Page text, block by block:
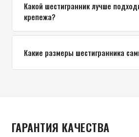
Какой шестигранник лучше
крепежа?
Какие размеры шестигранника
ГАРАНТИЯ КАЧЕСТВА